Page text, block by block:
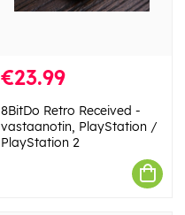
€23.99
8BitDo Retro Received -
vastaanotin, PlayStation /
PlayStation 2